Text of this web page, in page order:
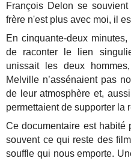
François Delon se
frère n'est plus avec moi, il
En cinquante-deux
de raconter le lien
unissait les deux
Melville n’assénaient pas
de leur atmosphère et,
permettaient de supporter la
Ce documentaire est habité
souvent ce qui reste des
souffle qui nous emporte.